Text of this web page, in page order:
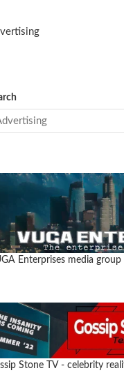
Enterprises media group
Stone TV - celebrity